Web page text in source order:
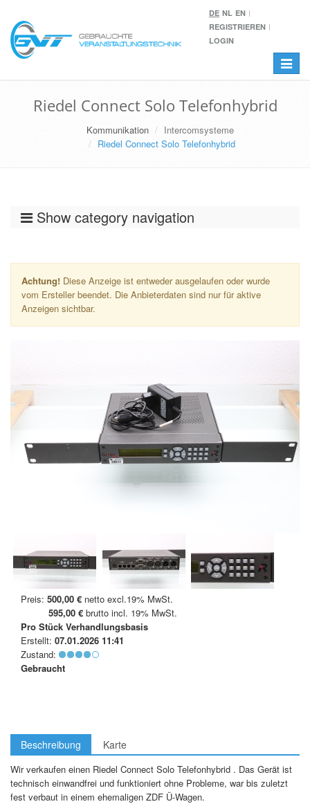
DE NL EN
REGISTRIEREN
LOGIN
Toggle
Riedel Connect Solo Telefonhybrid
Kommunikation
Intercomsysteme
Riedel Connect Solo Telefonhybrid
Show category navigation
Achtung! Diese Anzeige ist entweder ausgelaufen oder wurde
vom Ersteller beendet. Die Anbieterdaten sind nur für aktive
Anzeigen sichtbar.
Preis: 500,00 € netto excl.19% MwSt.
595,00 € brutto incl. 19% MwSt.
Pro Stück Verhandlungsbasis
Erstellt: 07.01.2026 11:41
Zustand:
Gebraucht
Beschreibung Karte
Wir verkaufen einen Riedel Connect Solo Telefonhybrid . Das Gerät ist
technisch einwandfrei und funktioniert ohne Probleme, war bis zuletzt
fest verbaut in einem ehemaligen ZDF Ü-Wagen.